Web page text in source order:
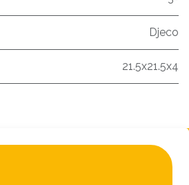
Djeco
21.5x21.5x4